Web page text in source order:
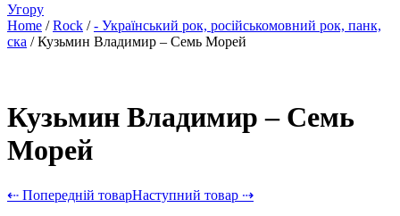
Угору
Home /Rock /- Український рок, російськомовний рок, панк,
ска / Кузьмин Владимир – Семь Морей
Кузьмин Владимир – Семь
Морей
⇠ Попередній товарНаступний товар ⇢